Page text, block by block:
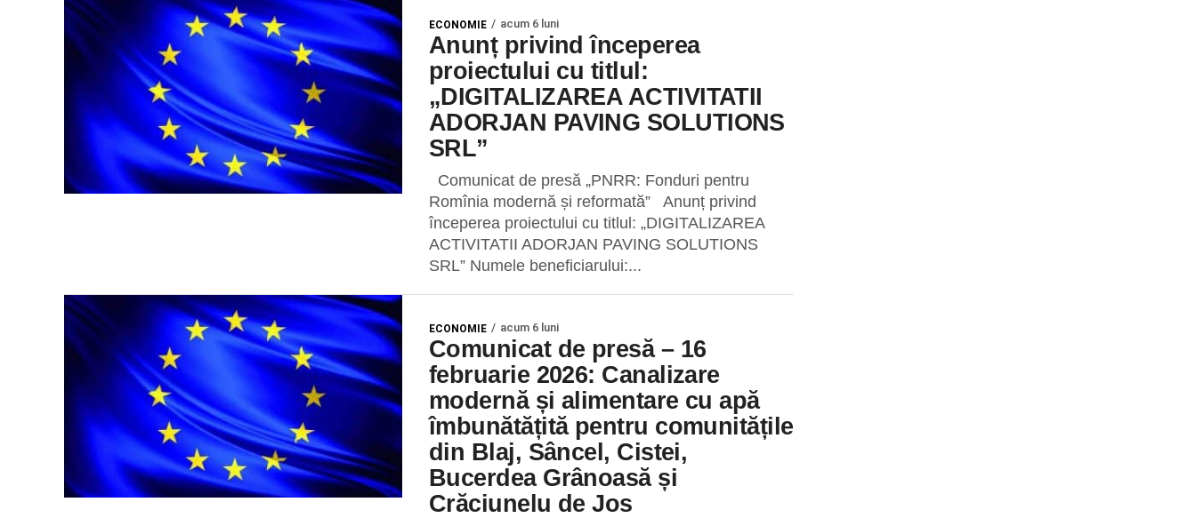
ECONOMIE acum 6 luni
Anunț privind începerea
proiectului cu titlul:
„DIGITALIZAREA ACTIVITATII
ADORJAN PAVING SOLUTIONS
SRL”
Comunicat de presă „PNRR: Fonduri pentru
Romînia modernă și reformată” Anunț privind
începerea proiectului cu titlul: „DIGITALIZAREA
ACTIVITATII ADORJAN PAVING SOLUTIONS
SRL” Numele beneficiarului:...
ECONOMIE acum 6 luni
Comunicat de presă – 16
februarie 2026: Canalizare
modernă și alimentare cu apă
îmbunătățită pentru comunitățile
din Blaj, Sâncel, Cistei,
Bucerdea Grânoasă și
Crăciunelu de Jos